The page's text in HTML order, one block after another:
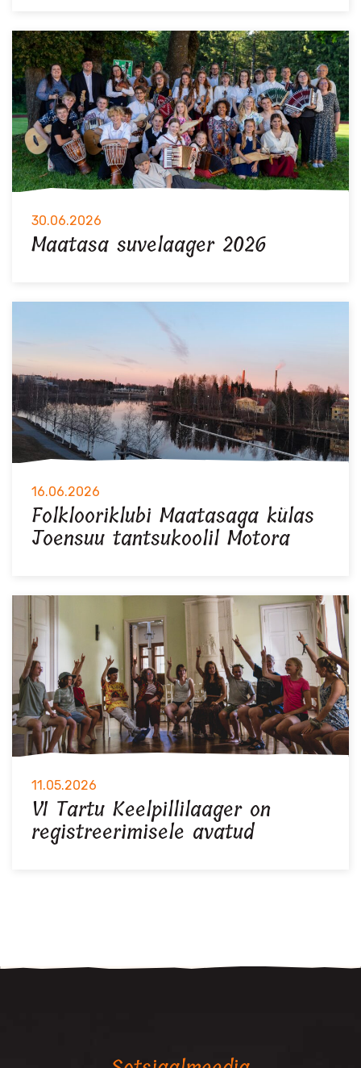
30.06.2026
Maatasa suvelaager 2026
16.06.2026
Folklooriklubi Maatasaga külas
Joensuu tantsukoolil Motora
11.05.2026
VI Tartu Keelpillilaager on
registreerimisele avatud